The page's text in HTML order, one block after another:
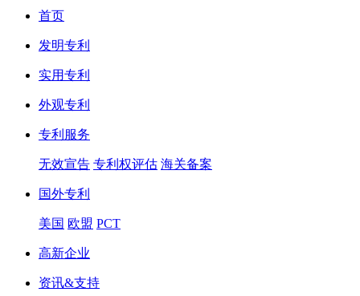
首页
发明专利
实用专利
外观专利
专利服务
无效宣告 专利权评估 海关备案
国外专利
美国 欧盟 PCT
高新企业
资讯&支持